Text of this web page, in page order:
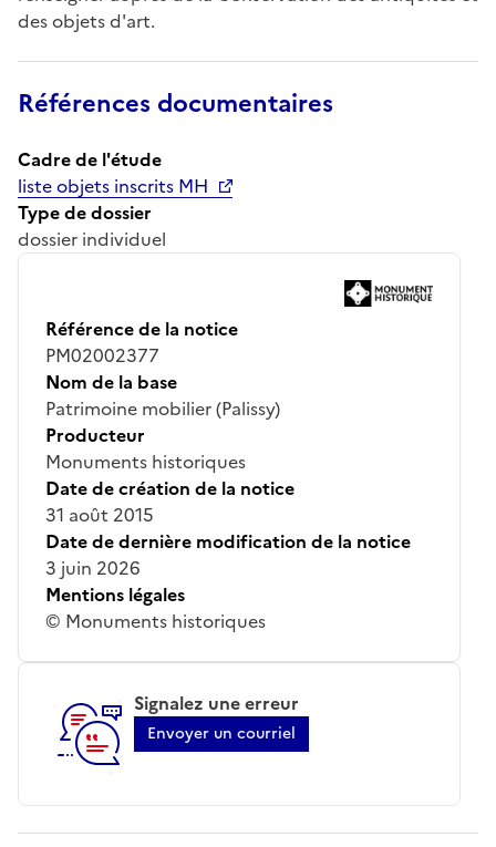
des objets d'art.
Références documentaires
Cadre de l'étude
liste objets inscrits MH
Type de dossier
dossier individuel
Référence de la notice
PM02002377
Nom de la base
Patrimoine mobilier (Palissy)
Producteur
Monuments historiques
Date de création de la notice
31 août 2015
Date de dernière modification de la notice
3 juin 2026
Mentions légales
© Monuments historiques
Signalez une erreur
Envoyer un courriel